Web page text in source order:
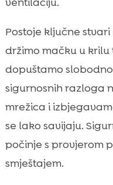
Postoje ključne
držimo mačku u krilu
dopuštamo slobodno
sigurnosnih razloga
mrežica i
se lako savijaju.
počinje s provjerom
smještajem.